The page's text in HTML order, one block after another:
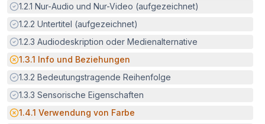
Erfüllt:
1.2.1 Nur-Audio und Nur-Video (aufgezeichnet)
Erfüllt:
1.2.2 Untertitel (aufgezeichnet)
Erfüllt:
1.2.3 Audiodeskription oder Medienalternative
Potenzielle Barriere:
1.3.1 Info und Beziehungen
Erfüllt:
1.3.2 Bedeutungstragende Reihenfolge
Erfüllt:
1.3.3 Sensorische Eigenschaften
Potenzielle Barriere:
1.4.1 Verwendung von Farbe